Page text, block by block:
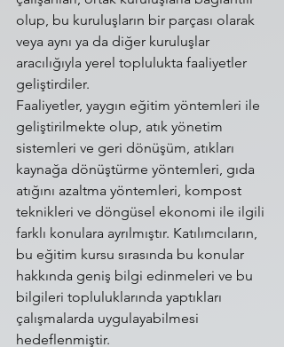
olup, bu kuruluşların bir parçası olarak
veya aynı ya da diğer kuruluşlar
aracılığıyla yerel toplulukta faaliyetler
geliştirdiler.
Faaliyetler, yaygın eğitim yöntemleri ile
geliştirilmekte olup, atık yönetim
sistemleri ve geri dönüşüm, atıkları
kaynağa dönüştürme yöntemleri, gıda
atığını azaltma yöntemleri, kompost
teknikleri ve döngüsel ekonomi ile ilgili
farklı konulara ayrılmıştır. Katılımcıların,
bu eğitim kursu sırasında bu konular
hakkında geniş bilgi edinmeleri ve bu
bilgileri topluluklarında yaptıkları
çalışmalarda uygulayabilmesi
hedeflenmiştir.